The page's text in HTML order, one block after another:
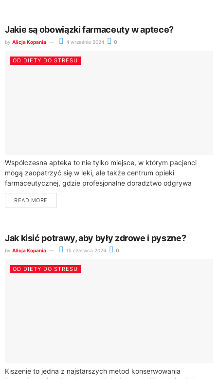
Jakie są obowiązki farmaceuty w aptece?
by Alicja Kopania 4 września 2024 0
OD DIETY DO STRESU
Współczesna apteka to nie tylko miejsce, w którym pacjenci
mogą zaopatrzyć się w leki, ale także centrum opieki
farmaceutycznej, gdzie profesjonalne doradztwo odgrywa
kluczową rolę w procesie leczenia. Farmaceuci, będący...
READ MORE
Jak kisić potrawy, aby były zdrowe i pyszne?
by Alicja Kopania 15 czerwca 2024 0
OD DIETY DO STRESU
Kiszenie to jedna z najstarszych metod konserwowania